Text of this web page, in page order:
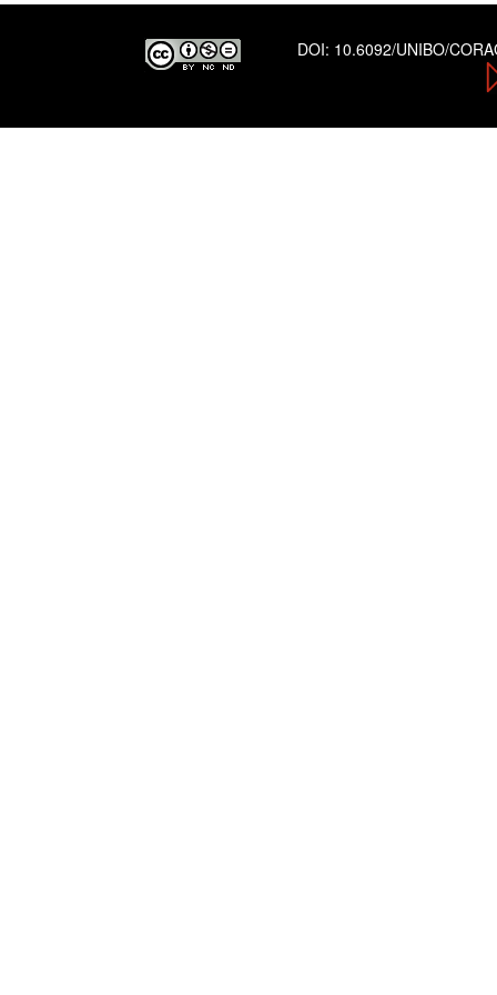
DOI: 10.6092/UNIBO/